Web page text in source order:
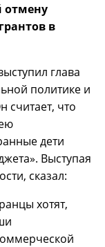
отмену
в
глава
политике и
считает, что
дети
Выступая
сказал:
хотят,